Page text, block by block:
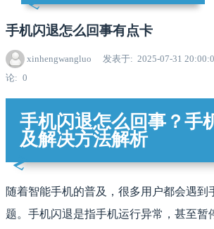
手机闪退怎么回事有点卡
xinhengwangluo 发表于 2025-07-31
论
0
手机闪退怎么回事？手
及解决方法解析
随着智能手机的普及，很多用户都会遇到
题。手机闪退是指手机运行异常，甚至暂